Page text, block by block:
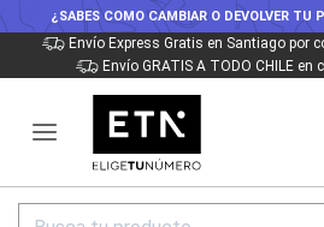
¿SABES COMO CAMBIAR O DEVOLVER
Saltar
al
Envío Express Gratis en Santiago por
Envío GRATIS A TODO CHILE
Buscar